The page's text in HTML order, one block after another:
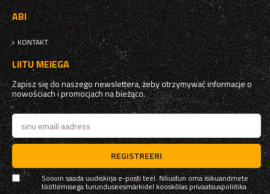
ABI
KONTAKT
LIITU MEIEGA
Zapisz się do naszego newslettera, żeby otrzymywać informacje o
nowościach i promocjach na bieżąco.
REGISTREERI
Soovin saada uudiskirja e-posti teel. Nõustun oma isikuandmete
töötlemisega turunduseesmärkidel kooskõlasprivaatsuspoliitika